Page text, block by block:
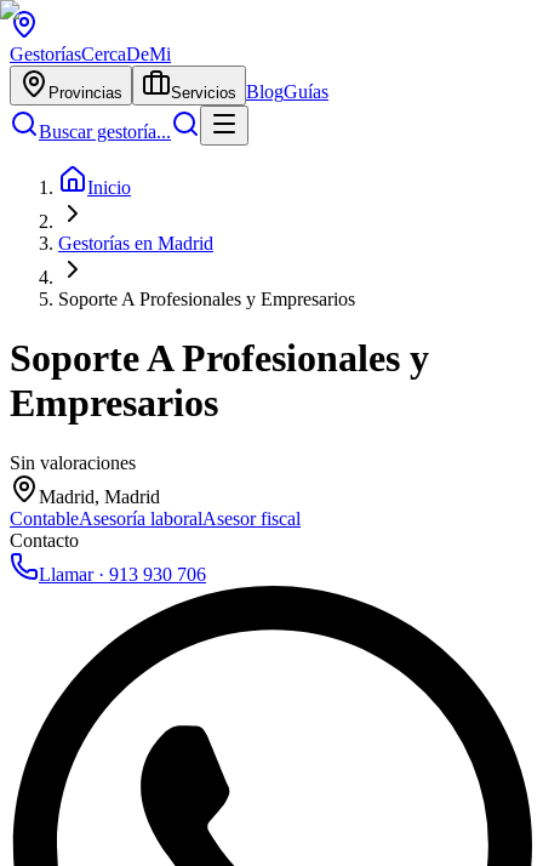
GestoríasCercaDeMi
Provincias Servicios BlogGuías
Buscar gestoría...
Inicio
Gestorías en Madrid
Soporte A Profesionales y Empresarios
Soporte A Profesionales y
Empresarios
Sin valoraciones
Madrid, Madrid
ContableAsesoría laboralAsesor fiscal
Contacto
Llamar · 913 930 706